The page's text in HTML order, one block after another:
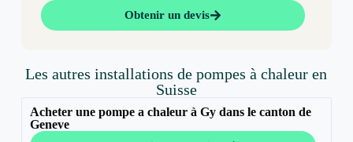
Obtenir un devis
Les autres installations de pompes à chaleur en
Suisse
Acheter une pompe a chaleur à Gy dans le canton de
Geneve